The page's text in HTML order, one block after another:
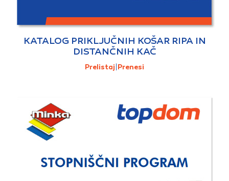
KATALOG PRIKLJUČNIH KOŠAR RIPA IN
DISTANČNIH KAČ
Prelistaj Prenesi